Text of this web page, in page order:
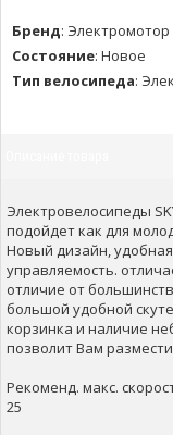
Бренд: Электромотор
Состояние: Новое
Тип велосипеда:
Электровелосипеды
подойдет как для
Новый дизайн, удобная
управляемость.
отличие от
большой удобной
корзинка и наличие
позволит Вам
Рекоменд. макс.
25